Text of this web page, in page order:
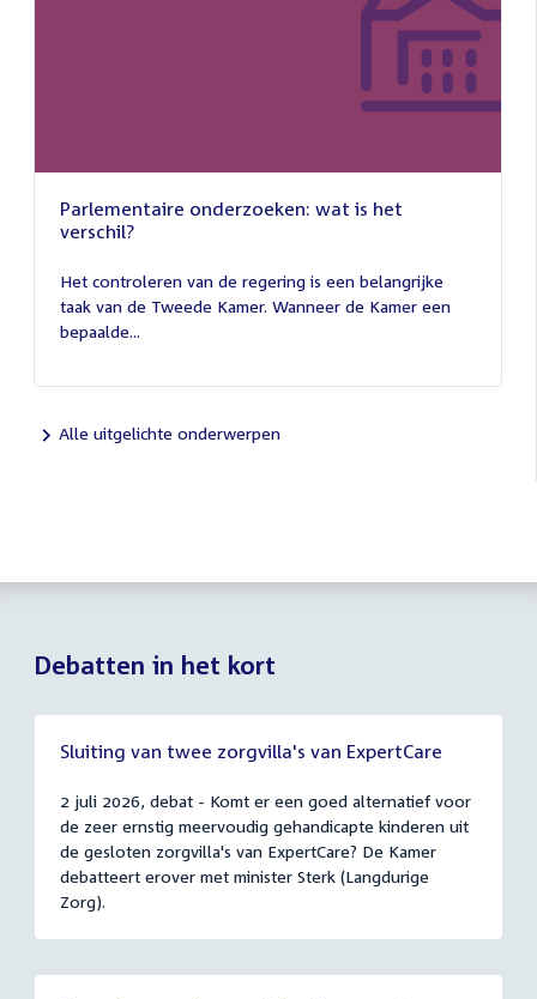
Parlementaire onderzoeken: wat is het
verschil?
juli
2026
Het controleren van de regering is een belangrijke
taak van de Tweede Kamer. Wanneer de Kamer een
bepaalde...
Alle uitgelichte onderwerpen
Debatten in het kort
Sluiting van twee zorgvilla's van ExpertCare
2 juli 2026, debat - Komt er een goed alternatief voor
de zeer ernstig meervoudig gehandicapte kinderen uit
de gesloten zorgvilla's van ExpertCare? De Kamer
debatteert erover met minister Sterk (Langdurige
Zorg).